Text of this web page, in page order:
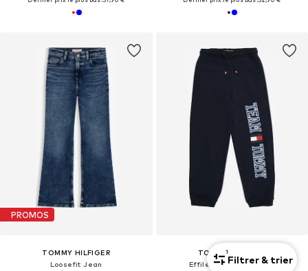
PROMOS
TOMMY HILFIGER
Loosefit Jean
TOMMY HILFIGER
Effilé Pantalon 'TEAM'
1
Filtrer & trier